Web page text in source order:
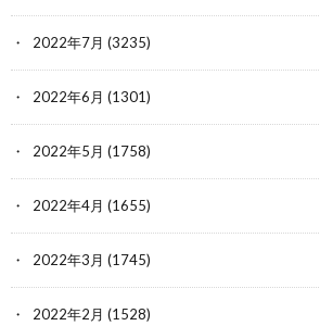
2022年7月 (3235)
2022年6月 (1301)
2022年5月 (1758)
2022年4月 (1655)
2022年3月 (1745)
2022年2月 (1528)